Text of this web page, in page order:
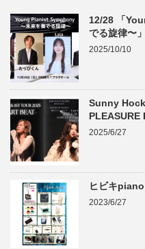
12/28 「
でる旋律〜
2025/10/10
Sunny Hock
PLEASURE
2025/6/27
ヒビキ
2023/6/27